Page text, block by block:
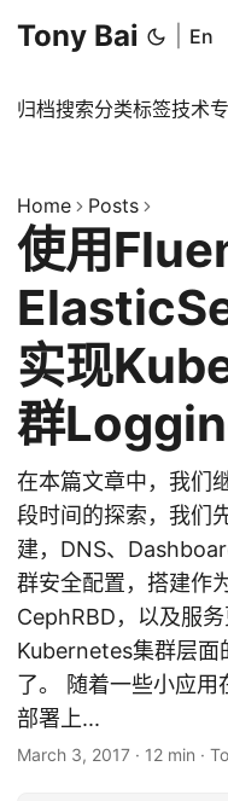
Tony Bai En
归档搜索分类标签技术
Home Posts
使用
实现
群
在本篇文章中，我们
段时间的探索，我们
建，DNS、
群安全配置，搭建作
CephRBD，以及服
Kubernetes集群层
了。 随着一些小应
部署上...
March 3, 2017 · 12 min ·